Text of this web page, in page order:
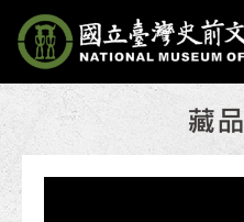
跳到主要內容
國立臺灣
網頁導覽